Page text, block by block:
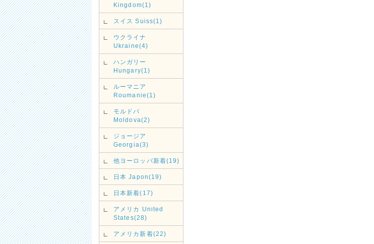
Kingdom(1)
スイス Suiss(1)
ウクライナ
Ukraine(4)
ハンガリー
Hungary(1)
ルーマニア
Roumanie(1)
モルドバ
Moldova(2)
ジョージア
Georgia(3)
他ヨーロッパ新着(19)
日本 Japon(19)
日本新着(17)
アメリカ United
States(28)
アメリカ新着(22)